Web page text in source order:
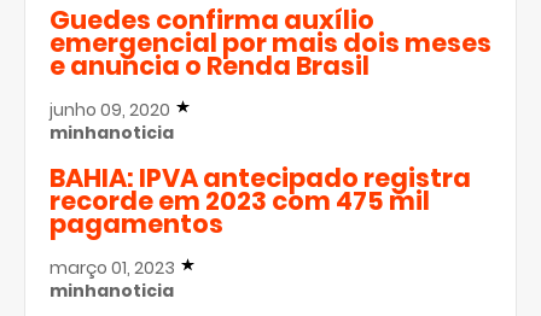
Guedes confirma auxílio
emergencial por mais dois meses
e anuncia o Renda Brasil
junho 09, 2020
minhanoticia
BAHIA: IPVA antecipado registra
recorde em 2023 com 475 mil
pagamentos
março 01, 2023
minhanoticia